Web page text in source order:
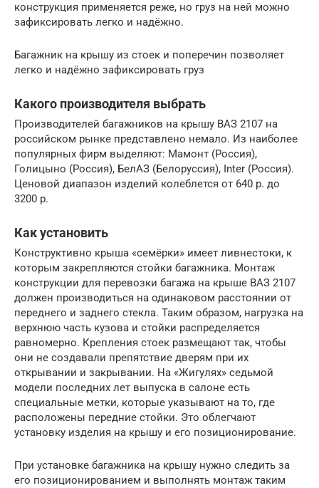
конструкция применяется реже, но груз на ней можно
зафиксировать легко и надёжно.
Багажник на крышу из стоек и поперечин позволяет
легко и надёжно зафиксировать груз
Какого производителя выбрать
Производителей багажников на крышу ВАЗ 2107 на
российском рынке представлено немало. Из наиболее
популярных фирм выделяют: Мамонт (Россия),
Голицыно (Россия), БелАЗ (Белоруссия), Inter (Россия).
Ценовой диапазон изделий колеблется от 640 р. до
3200 р.
Как установить
Конструктивно крыша «семёрки» имеет ливнестоки, к
которым закрепляются стойки багажника. Монтаж
конструкции для перевозки багажа на крыше ВАЗ 2107
должен производиться на одинаковом расстоянии от
переднего и заднего стекла. Таким образом, нагрузка на
верхнюю часть кузова и стойки распределяется
равномерно. Крепления стоек размещают так, чтобы
они не создавали препятствие дверям при их
открывании и закрывании. На «Жигулях» седьмой
модели последних лет выпуска в салоне есть
специальные метки, которые указывают на то, где
расположены передние стойки. Это облегчают
установку изделия на крышу и его позиционирование.
При установке багажника на крышу нужно следить за
его позиционированием и выполнять монтаж таким